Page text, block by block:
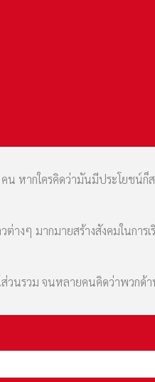
หากใครคิดว่ามันมีประโยชน์ก็
างๆ มากมายสร้างสังคมในกา
วนรวม จนหลายคนคิดว่าพวกด้